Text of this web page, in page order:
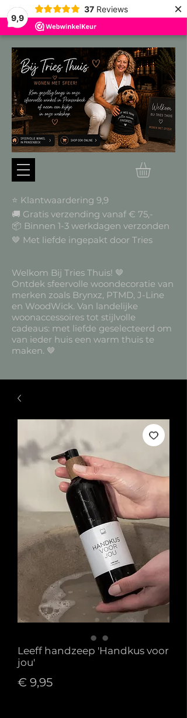
9,9
37 Reviews ×
⭐ Klantwaardering 9,9
🚚 Gratis verzending vanaf € 75,-
📦 Binnen 1-3 werkdagen verzonden
🤎 Met liefde ingepakt door Tries
Welkom Bij Tries Thuis! 🤎
Ontdek sfeervolle woondecoratie van
merken zoals Brynxz, PTMD, J-Line
en WoodWick. Van landelijke
woonaccessoires tot stijlvolle
cadeaus: met liefde geselecteerd om
van ieder huis een warm thuis te
maken. 🤎
Leeff handzeep 'Handkus voor
jou'
€ 9,95Prijs